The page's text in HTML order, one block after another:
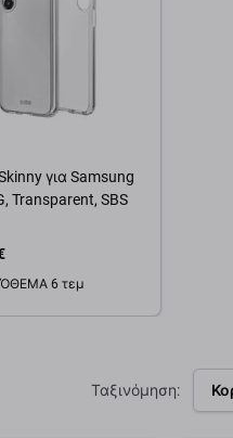
για Samsung
Transparent, SBS
6 τεμ
Ταξινόμηση: